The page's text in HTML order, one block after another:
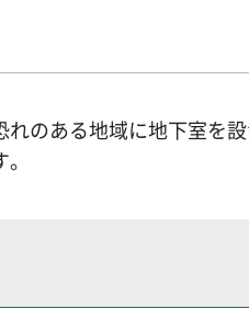
のある地域に地下室を